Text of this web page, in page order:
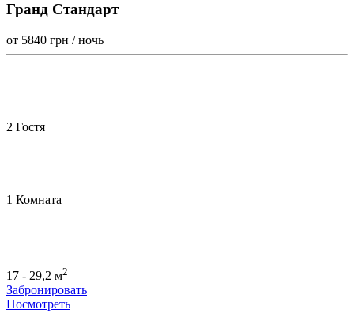
Гранд Стандарт
от 5840 грн / ночь
2 Гостя
1 Комната
17 - 29,2 м2
Забронировать
Посмотреть